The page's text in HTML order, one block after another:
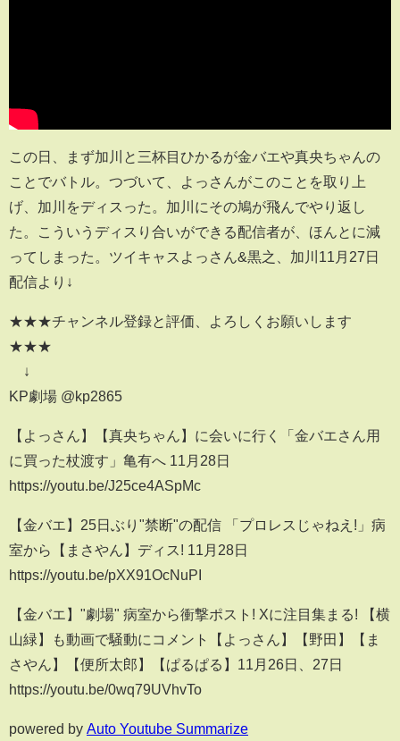
この日、まず加川と三杯目ひかるが金バエや真央ちゃんの
ことでバトル。つづいて、よっさんがこのことを取り上
げ、加川をディスった。加川にその鳩が飛んでやり返し
た。こういうディスり合いができる配信者が、ほんとに減
ってしまった。ツイキャスよっさん&黒之、加川11月27日
配信より↓
★★★チャンネル登録と評価、よろしくお願いします
★★★
↓
KP劇場 @kp2865
【よっさん】【真央ちゃん】に会いに行く「金バエさん用
に買った杖渡す」亀有へ 11月28日
https://youtu.be/J25ce4ASpMc
【金バエ】25日ぶり"禁断"の配信 「プロレスじゃねえ!」病
室から【まさやん】ディス! 11月28日
https://youtu.be/pXX91OcNuPI
【金バエ】"劇場" 病室から衝撃ポスト! Xに注目集まる! 【横
山緑】も動画で騒動にコメント【よっさん】【野田】【ま
さやん】【便所太郎】【ぱるぱる】11月26日、27日
https://youtu.be/0wq79UVhvTo
powered by Auto Youtube Summarize